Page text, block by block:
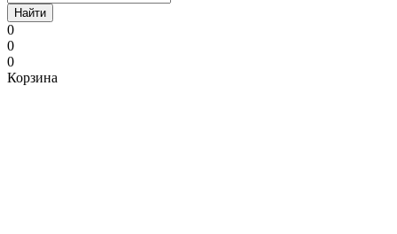
Найти
0
0
0
Корзина